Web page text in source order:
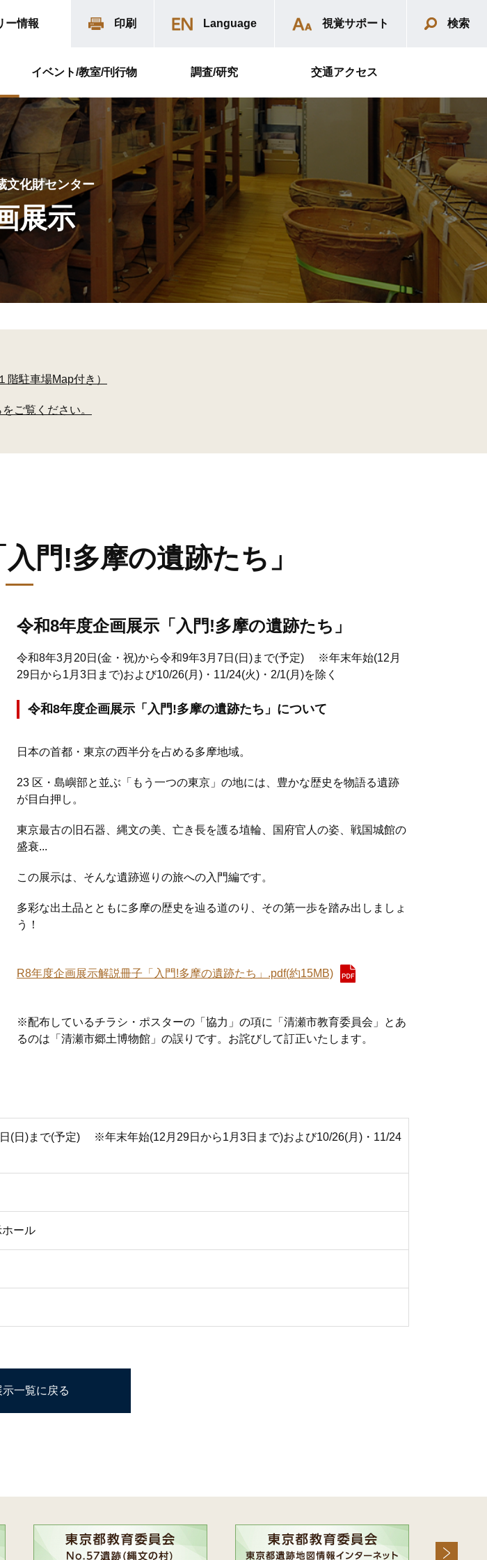
ー情報 印刷 Language 視覚サポート 検索
イベント/教室/刊行物 調査/研究 交通アクセス
文化財センター
展示
駐車場Map付き）
ご覧ください。
門!多摩の遺跡たち」
令和8年度企画展示「入門!多摩の遺跡たち」
令和8年3月20日(金・祝)から令和9年3月7日(日)まで(予定) ※年末年始(12月
29日から1月3日まで)および10/26(月)・11/24(火)・2/1(月)を除く
令和8年度企画展示「入門!多摩の遺跡たち」について
日本の首都・東京の西半分を占める多摩地域。
23 区・島嶼部と並ぶ「もう一つの東京」の地には、豊かな歴史を物語る遺跡
が目白押し。
東京最古の旧石器、縄文の美、亡き長を護る埴輪、国府官人の姿、戦国城館の
盛衰...
この展示は、そんな遺跡巡りの旅への入門編です。
多彩な出土品とともに多摩の歴史を辿る道のり、その第一歩を踏み出しましょ
う！
R8年度企画展示解説冊子「入門!多摩の遺跡たち」.pdf(約15MB)
※配布しているチラシ・ポスターの「協力」の項に「清瀬市教育委員会」とあ
るのは「清瀬市郷土博物館」の誤りです。お詫びして訂正いたします。
(日)まで(予定) ※年末年始(12月29日から1月3日まで)および10/26(月)・11/24
ール
一覧に戻る